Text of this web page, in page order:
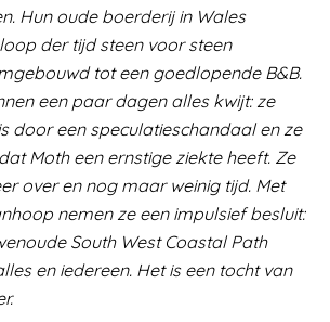
Hun oude boerderij in Wales
der tijd steen voor steen
tot een goedlopende B&B.
een paar dagen alles kwijt: ze
door een speculatieschandaal en ze
Moth een ernstige ziekte heeft. Ze
over en nog maar weinig tijd. Met
nemen ze een impulsief besluit:
South West Coastal Path
en iedereen. Het is een tocht van